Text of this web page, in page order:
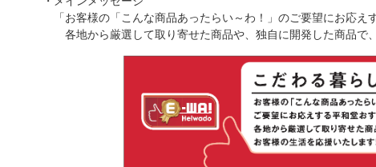
「お客様の「こんな商品あったらい～わ！」のご要望にお応え
各地から厳選して取り寄せた商品や、独自に開発した商品で